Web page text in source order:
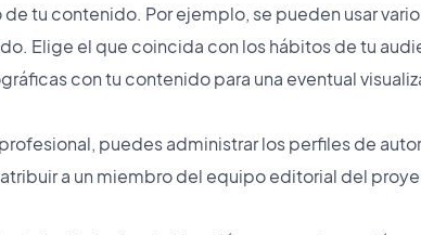
tu contenido. Por ejemplo, se pueden usar
Elige el que coincida con los hábitos de tu
con tu contenido para una eventual
puedes administrar los perfiles de
a un miembro del equipo editorial del